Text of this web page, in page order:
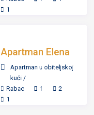
1
Apartman Elena
Apartman u obiteljskoj
kući /
Rabac
1
2
1